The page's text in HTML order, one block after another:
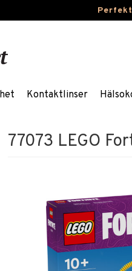
Kontaktlinser
77073 LEGO